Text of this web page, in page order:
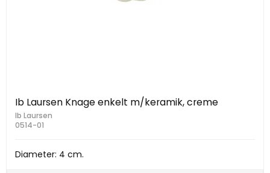
Ib Laursen Knage enkelt m/keramik, creme
Ib Laursen
0514-01
Diameter: 4 cm.